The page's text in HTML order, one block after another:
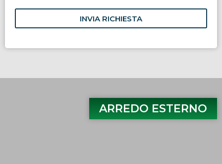
INVIA RICHIESTA
ARREDO ESTERNO